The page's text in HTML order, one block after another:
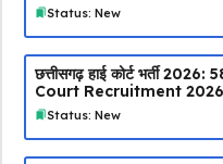
Status: New
छत्तीसगढ़ हाई कोर्ट भर्ती
Court Recruitment
Status: New